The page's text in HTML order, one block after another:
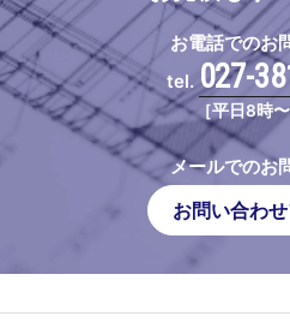
お電話でのお
tel. 027-
［平日8時〜
メールでのお
お問い合わ